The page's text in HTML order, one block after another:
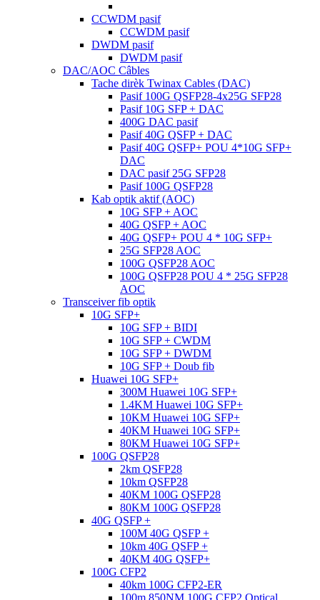
CCWDM pasif
CCWDM pasif
DWDM pasif
DWDM pasif
DAC/AOC Câbles
Tache dirèk Twinax Cables (DAC)
Pasif 100G QSFP28-4x25G SFP28
Pasif 10G SFP + DAC
400G DAC pasif
Pasif 40G QSFP + DAC
Pasif 40G QSFP+ POU 4*10G SFP+
DAC
DAC pasif 25G SFP28
Pasif 100G QSFP28
Kab optik aktif (AOC)
10G SFP + AOC
40G QSFP + AOC
40G QSFP+ POU 4 ​​* 10G SFP+
25G SFP28 AOC
100G QSFP28 AOC
100G QSFP28 POU 4 ​​* 25G SFP28
AOC
Transceiver fib optik
10G SFP+
10G SFP + BIDI
10G SFP + CWDM
10G SFP + DWDM
10G SFP + Doub fib
Huawei 10G SFP+
300M Huawei 10G SFP+
1.4KM Huawei 10G SFP+
10KM Huawei 10G SFP+
40KM Huawei 10G SFP+
80KM Huawei 10G SFP+
100G QSFP28
2km QSFP28
10km QSFP28
40KM 100G QSFP28
80KM 100G QSFP28
40G QSFP +
100M 40G QSFP +
10km 40G QSFP +
40KM 40G QSFP+
100G CFP2
40km 100G CFP2-ER
100m 850NM 100G CFP2 Optical